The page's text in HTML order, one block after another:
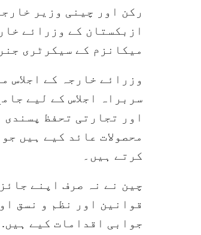
رکن اور چینی وزیر
ازبکستان کے وزرائے
میکانزم کے سیکرٹری
وزرائے خارجہ کے اجلاس
سربراہ اجلاس کے لیے
اور تجارتی تحفظ
محصولات عائد کیے ہیں
کرتے ہیں۔
چین نے نہ صرف اپنے
قوانین اور نظم و نسق
جوابی اقدامات کیے